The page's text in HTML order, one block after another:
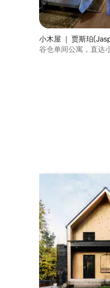
小木屋 ｜ 贾斯珀
谷仓单间公寓，直达